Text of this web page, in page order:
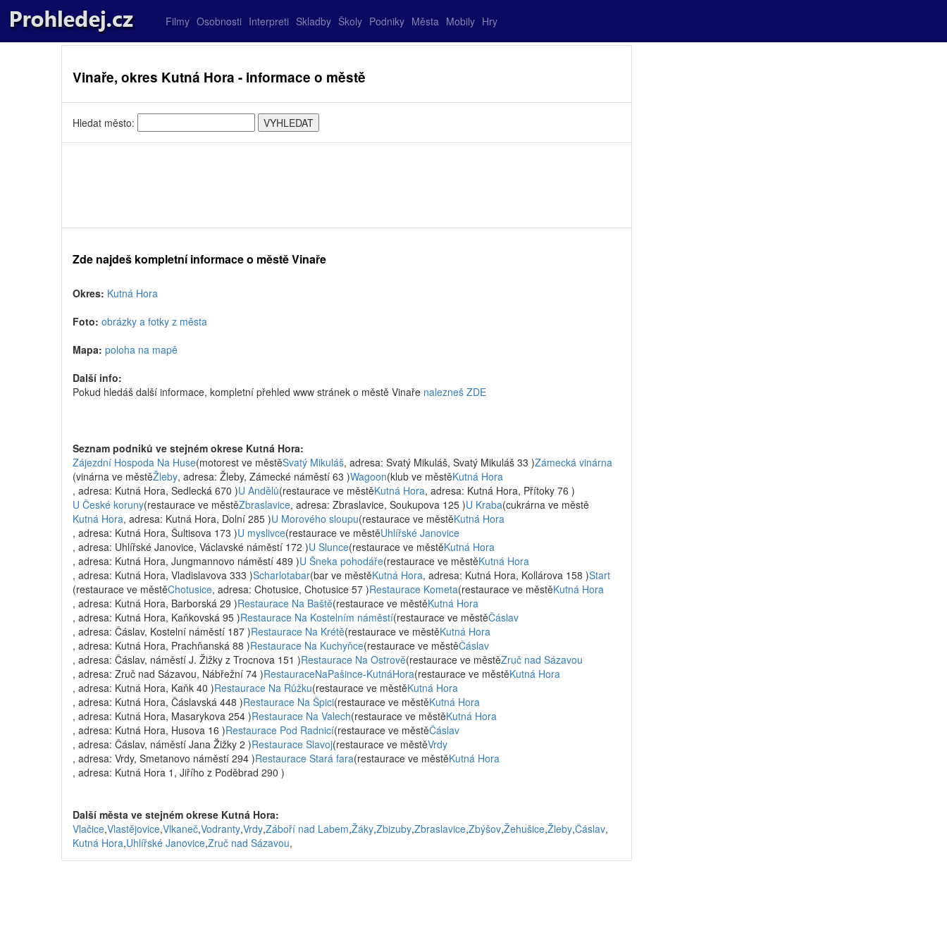
Filmy Osobnosti Interpreti Skladby Školy Podniky Města Mobily Hry
Vinaře, okres Kutná Hora - informace o městě
Hledat město:
Zde najdeš kompletní informace o městě Vinaře
Okres: Kutná Hora
Foto: obrázky a fotky z města
Mapa: poloha na mapě
Další info:
Pokud hledáš další informace, kompletní přehled www stránek o městě Vinaře nalezneš ZDE
Seznam podniků ve stejném okrese Kutná Hora:
Zájezdní Hospoda Na Huse(motorest ve městěSvatý Mikuláš, adresa: Svatý Mikuláš, Svatý Mikuláš 33 )Zámecká vinárna
(vinárna ve městěŽleby, adresa: Žleby, Zámecké náměstí 63 )Wagoon(klub ve městěKutná Hora
, adresa: Kutná Hora, Sedlecká 670 )U Andělů(restaurace ve městěKutná Hora, adresa: Kutná Hora, Přítoky 76 )
U České koruny(restaurace ve městěZbraslavice, adresa: Zbraslavice, Soukupova 125 )U Kraba(cukrárna ve městě
Kutná Hora, adresa: Kutná Hora, Dolní 285 )U Morového sloupu(restaurace ve městěKutná Hora
, adresa: Kutná Hora, Šultisova 173 )U myslivce(restaurace ve městěUhlířské Janovice
, adresa: Uhlířské Janovice, Václavské náměstí 172 )U Slunce(restaurace ve městěKutná Hora
, adresa: Kutná Hora, Jungmannovo náměstí 489 )U Šneka pohodáře(restaurace ve městěKutná Hora
, adresa: Kutná Hora, Vladislavova 333 )Scharlotabar(bar ve městěKutná Hora, adresa: Kutná Hora, Kollárova 158 )Start
(restaurace ve městěChotusice, adresa: Chotusice, Chotusice 57 )Restaurace Kometa(restaurace ve městěKutná Hora
, adresa: Kutná Hora, Barborská 29 )Restaurace Na Baště(restaurace ve městěKutná Hora
, adresa: Kutná Hora, Kaňkovská 95 )Restaurace Na Kostelním náměstí(restaurace ve městěČáslav
, adresa: Čáslav, Kostelní náměstí 187 )Restaurace Na Krétě(restaurace ve městěKutná Hora
, adresa: Kutná Hora, Prachňanská 88 )Restaurace Na Kuchyňce(restaurace ve městěČáslav
, adresa: Čáslav, náměstí J. Žižky z Trocnova 151 )Restaurace Na Ostrově(restaurace ve městěZruč nad Sázavou
, adresa: Zruč nad Sázavou, Nábřežní 74 )RestauraceNaPašince-KutnáHora(restaurace ve městěKutná Hora
, adresa: Kutná Hora, Kaňk 40 )Restaurace Na Růžku(restaurace ve městěKutná Hora
, adresa: Kutná Hora, Čáslavská 448 )Restaurace Na Špici(restaurace ve městěKutná Hora
, adresa: Kutná Hora, Masarykova 254 )Restaurace Na Valech(restaurace ve městěKutná Hora
, adresa: Kutná Hora, Husova 16 )Restaurace Pod Radnicí(restaurace ve městěČáslav
, adresa: Čáslav, náměstí Jana Žižky 2 )Restaurace Slavoj(restaurace ve městěVrdy
, adresa: Vrdy, Smetanovo náměstí 294 )Restaurace Stará fara(restaurace ve městěKutná Hora
, adresa: Kutná Hora 1, Jiřího z Poděbrad 290 )
Další města ve stejném okrese Kutná Hora:
Vlačice,Vlastějovice,Vlkaneč,Vodranty,Vrdy,Záboří nad Labem,Žáky,Zbizuby,Zbraslavice,Zbýšov,Žehušice,Žleby,Čáslav,
Kutná Hora,Uhlířské Janovice,Zruč nad Sázavou,